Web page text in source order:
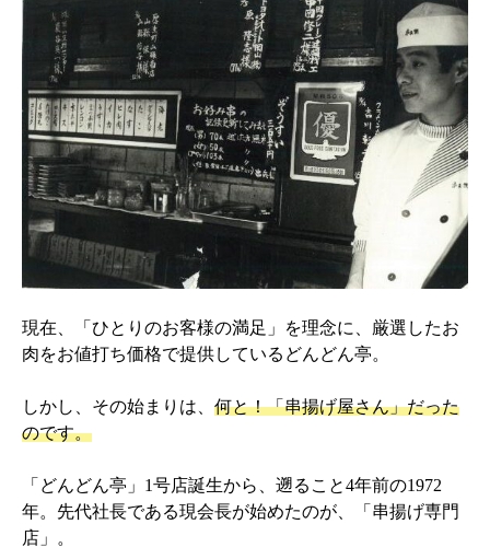
現在、「ひとりのお客様の満足」を理念に、厳選したお
肉をお値打ち価格で提供しているどんどん亭。
しかし、その始まりは、 何と！「串揚げ屋さん」だった
のです。
「どんどん亭」1号店誕生から、遡ること4年前の1972
年。先代社長である現会長が始めたのが、「串揚げ専門
店」。